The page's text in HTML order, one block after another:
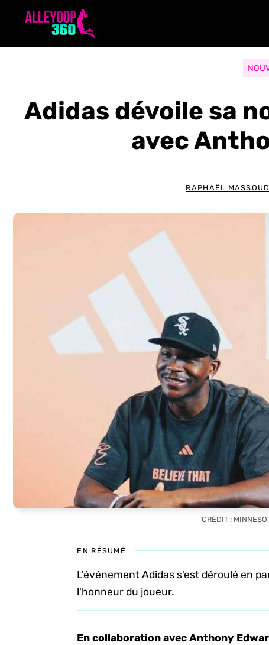
Adidas dévoile sa
avec
RAPHAËL MASSOUD
CRÉDIT :
EN RÉSUMÉ
L'événement Adidas s'est déroulé en
l'honneur du joueur.
En collaboration avec Anthony